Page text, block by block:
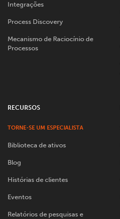
Integrações
Process Discovery
Mecanismo de Raciocínio de
Processos
RECURSOS
TORNE-SE UM ESPECIALISTA
Biblioteca de ativos
Blog
Histórias de clientes
Eventos
Relatórios de pesquisas e